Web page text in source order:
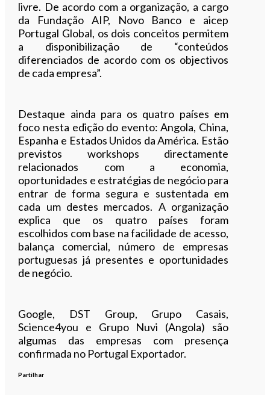
livre. De acordo com a organização, a cargo
da Fundação AIP, Novo Banco e aicep
Portugal Global, os dois conceitos permitem
a disponibilização de “conteúdos
diferenciados de acordo com os objectivos
de cada empresa”.
Destaque ainda para os quatro países em
foco nesta edição do evento: Angola, China,
Espanha e Estados Unidos da América. Estão
previstos workshops directamente
relacionados com a economia,
oportunidades e estratégias de negócio para
entrar de forma segura e sustentada em
cada um destes mercados. A organização
explica que os quatro países foram
escolhidos com base na facilidade de acesso,
balança comercial, número de empresas
portuguesas já presentes e oportunidades
de negócio.
Google, DST Group, Grupo Casais,
Science4you e Grupo Nuvi (Angola) são
algumas das empresas com presença
confirmada no Portugal Exportador.
Partilhar